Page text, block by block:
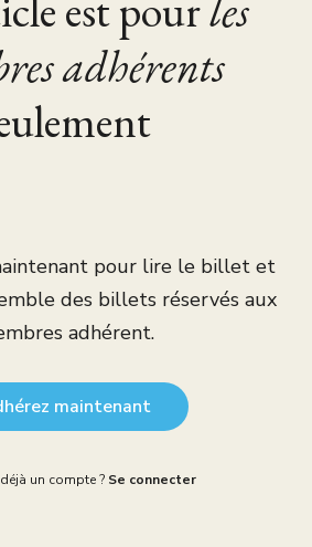
adhérents
pour lire le billet et
des billets réservés aux
adhérent.
maintenant
un compte ? Se connecter